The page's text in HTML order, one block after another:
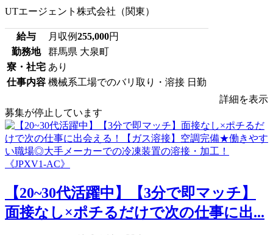
UTエージェント株式会社（関東）
給与 月収例255,000円
勤務地
群馬県 大泉町
寮・社宅 あり
仕事内容 機械系工場でのバリ取り・溶接 日勤
詳細を表示
募集が停止しています
【20~30代活躍中】【3分で即マッチ】
面接なし×ポチるだけで次の仕事に出...